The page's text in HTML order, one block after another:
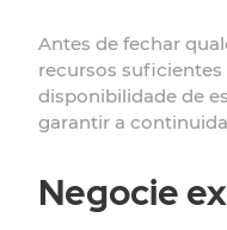
Antes de fechar
recursos
disponibilidade de
garantir a
Negocie